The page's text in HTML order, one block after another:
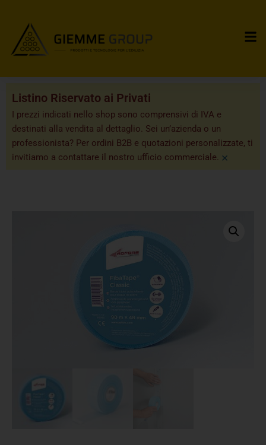
Listino Riservato ai Privati
I prezzi indicati nello shop sono comprensivi di IVA e
destinati alla vendita al dettaglio. Sei un’azienda o un
professionista? Per ordini B2B e quotazioni personalizzate, ti
invitiamo a contattare il nostro ufficio commerciale. ×